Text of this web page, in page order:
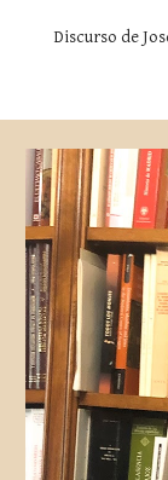
Discurso de